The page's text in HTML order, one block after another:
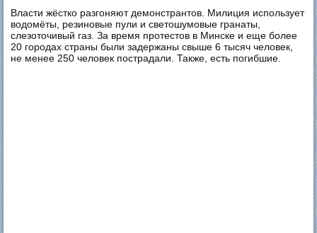
Власти жёстко разгоняют демонстрантов. Милиция использует
водомёты, резиновые пули и светошумовые гранаты,
слезоточивый газ. За время протестов в Минске и еще более
20 городах страны были задержаны свыше 6 тысяч человек,
не менее 250 человек пострадали. Также, есть погибшие.